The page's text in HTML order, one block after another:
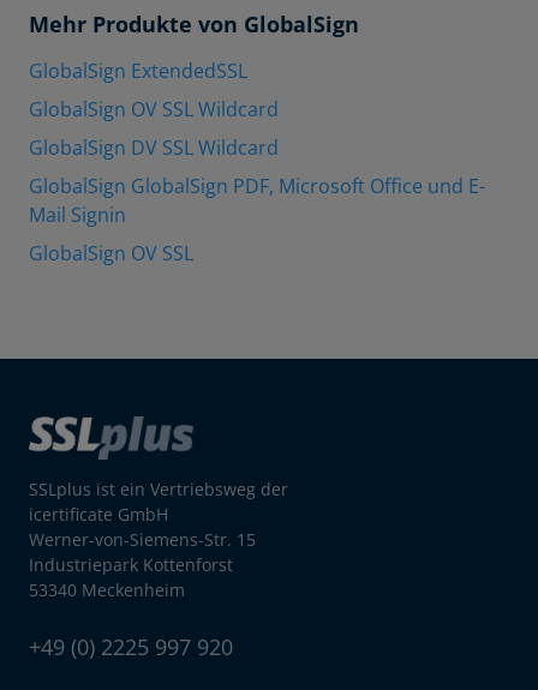
Mehr Produkte von GlobalSign
GlobalSign ExtendedSSL
GlobalSign OV SSL Wildcard
GlobalSign DV SSL Wildcard
GlobalSign GlobalSign PDF, Microsoft Office und E-
Mail Signin
GlobalSign OV SSL
SSLplus ist ein Vertriebsweg der
icertificate GmbH
Werner-von-Siemens-Str. 15
Industriepark Kottenforst
53340 Meckenheim
+49 (0) 2225 997 920